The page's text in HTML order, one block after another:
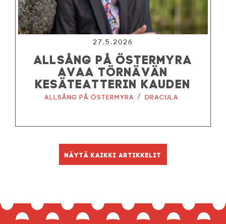
27.5.2026
ALLSÅNG PÅ ÖSTERMYRA
AVAA TÖRNÄVÄN
KESÄTEATTERIN KAUDEN
Allsång på Östermyra / Dracula
Näytä kaikki artikkelit